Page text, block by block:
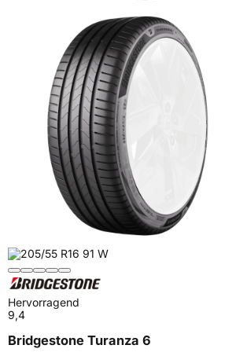
Hervorragend
9,4
Bridgestone Turanza 6